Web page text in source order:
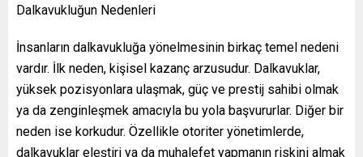
Dalkavukluğun Nedenleri
İnsanların dalkavukluğa yönelmesinin birkaç temel nedeni
vardır. İlk neden, kişisel kazanç arzusudur. Dalkavuklar,
yüksek pozisyonlara ulaşmak, güç ve prestij sahibi olmak
ya da zenginleşmek amacıyla bu yola başvururlar. Diğer bir
neden ise korkudur. Özellikle otoriter yönetimlerde,
dalkavuklar eleştiri ya da muhalefet yapmanın riskini almak